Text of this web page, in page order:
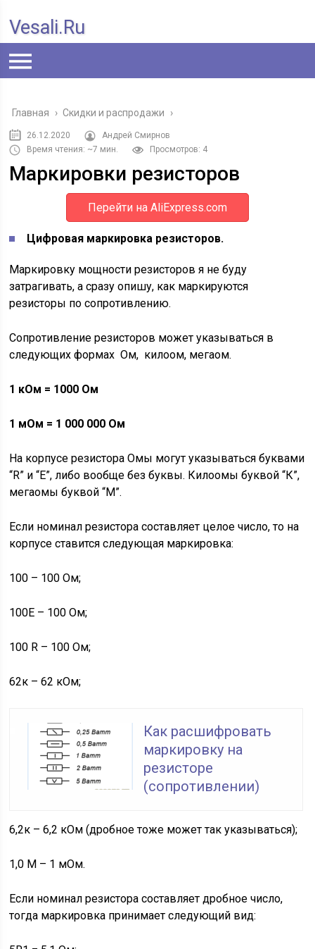
Vesali.ru
Главная › Скидки и распродажи ›
26.12.2020
Андрей Смирнов
Время чтения: ~7 мин.
Просмотров: 4
Маркировки резисторов
Перейти на AliExpress.com
Цифровая маркировка резисторов.
Маркировку мощности резисторов я не буду
затрагивать, а сразу опишу, как маркируются
резисторы по сопротивлению.
Сопротивление резисторов может указываться в
следующих формах Ом, килоом, мегаом.
1 кОм = 1000 Ом
1 мОм = 1 000 000 Ом
На корпусе резистора Омы могут указываться буквами
“R” и “E”, либо вообще без буквы. Килоомы буквой “К”,
мегаомы буквой “М”.
Если номинал резистора составляет целое число, то на
корпусе ставится следующая маркировка:
100 – 100 Ом;
100E – 100 Ом;
100 R – 100 Ом;
62к – 62 кОм;
Как расшифровать
маркировку на
резисторе
(сопротивлении)
6,2к – 6,2 кОм (дробное тоже может так указываться);
1,0 М – 1 мОм.
Если номинал резистора составляет дробное число,
тогда маркировка принимает следующий вид: